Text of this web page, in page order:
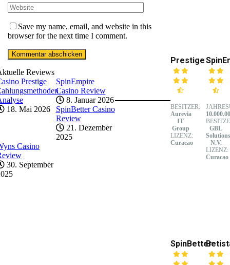
Save my name, email, and website in this
browser for the next time I comment.
Prestige
BESITZER:
Aurevia
IT
Group
LIZENZ:
Curacao
GBL
Solutions
N.V.
LIZENZ:
Curacao
SpinBetter
Reviews
Prestige
18. Mai 2026
SpinEmpire
Casino Review
8. Januar 2026
SpinBetter Casino
Review
21. Dezember
2025
Casino
30. September